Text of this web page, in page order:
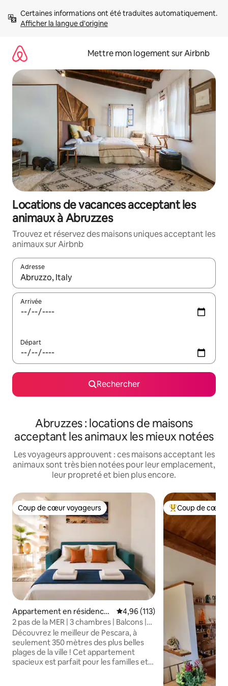
directement
Afficher la langue d'origine
Mettre mon logement sur Airbnb
Locations de vacances acceptant les
animaux à Abruzzes
Trouvez et réservez des maisons uniques acceptant les
animaux sur Airbnb
Adresse
Lorsque les résultats s'affichent, utilisez les flèches vers le
Arrivée
Départ
Rechercher
Abruzzes : locations de maisons
acceptant les animaux les mieux notées
Les voyageurs approuvent : ces maisons acceptant les
animaux sont très bien notées pour leur emplacement,
leur propreté et bien plus encore.
Coup de cœur voyageurs
Coup de cœur voyageurs
Appartement en résidence ⋅
Pescara
Évaluation moyenne sur la
4,96 (113)
2 pas de la MER | 3 chambres | Balcons |
Centre de Pescara
Découvrez le meilleur de Pescara, à
seulement 350 mètres des plus belles
plages de la ville ! Cet appartement
spacieux est parfait pour les familles et
Coups de cœur
Coup de cœur